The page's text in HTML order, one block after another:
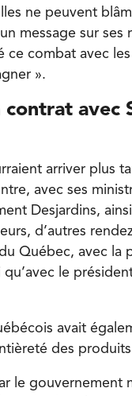
ne peuvent
message sur
ce combat avec
».
contrat avec
arriver plus
avec ses
Desjardins,
d’autres
Québec, avec la
le
avait
des
le gouvernement